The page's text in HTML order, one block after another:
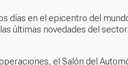
días en el epicentro del
últimas novedades del
el Salón del